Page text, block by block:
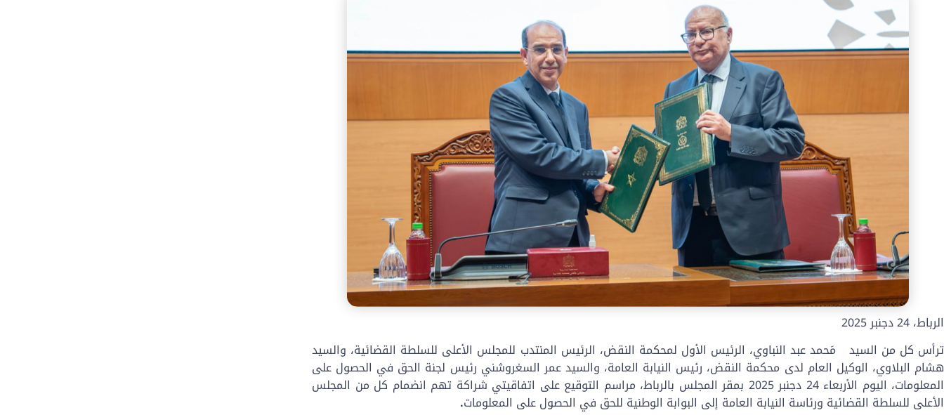
الرباط، 24 دجنبر 2025
ترأس كل من السيد مَحمد عبد النباوي، الرئيس الأول لمحكمة النقض، الرئيس المنتدب للمجلس الأعلى للسلطة القضائية، والسيد
هشام البلاوي، الوكيل العام لدى محكمة النقض، رئيس النيابة العامة، والسيد عمر السغروشني رئيس لجنة الحق في الحصول على
المعلومات، اليوم الأربعاء 24
دجنبر 2025 بمقر المجلس بالرباط، مراسم التوقيع على اتفاقيتي شراكة تهم انضمام كل من المجلس
الأعلى للسلطة القضائية ورئاسة النيابة العامة إلى البوابة الوطنية للحق في الحصول على المعلومات.